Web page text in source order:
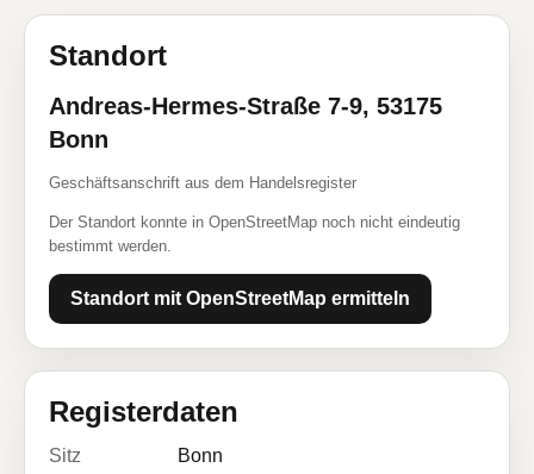
Standort
Andreas-Hermes-Straße 7-9, 53175
Bonn
Geschäftsanschrift aus dem Handelsregister
Der Standort konnte in OpenStreetMap noch nicht eindeutig
bestimmt werden.
Standort mit OpenStreetMap ermitteln
Registerdaten
Sitz
Bonn